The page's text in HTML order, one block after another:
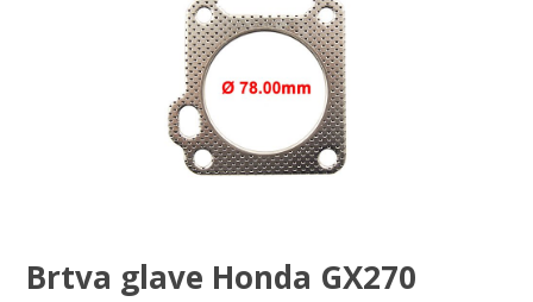
Brtva glave Honda GX270